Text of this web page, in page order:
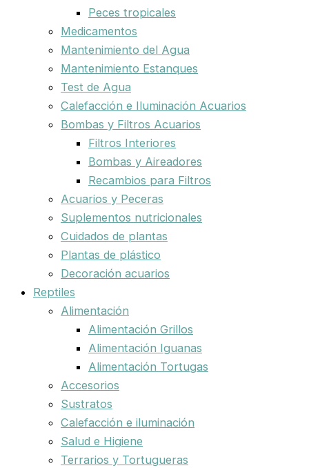
Peces tropicales
Medicamentos
Mantenimiento del Agua
Mantenimiento Estanques
Test de Agua
Calefacción e Iluminación Acuarios
Bombas y Filtros Acuarios
Filtros Interiores
Bombas y Aireadores
Recambios para Filtros
Acuarios y Peceras
Suplementos nutricionales
Cuidados de plantas
Plantas de plástico
Decoración acuarios
Reptiles
Alimentación
Alimentación Grillos
Alimentación Iguanas
Alimentación Tortugas
Accesorios
Sustratos
Calefacción e iluminación
Salud e Higiene
Terrarios y Tortugueras